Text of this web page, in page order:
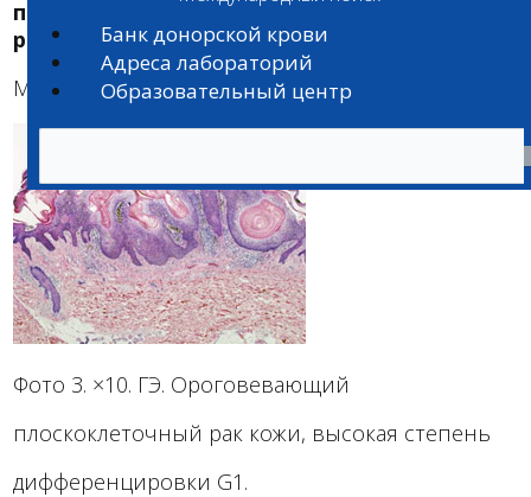
Банк донорской крови
Адреса лабораторий
Образовательный центр
патоморфологии производит полную
ревизию образца тканей.
Микро:
Фото 3. ×10. ГЭ. Ороговевающий
плоскоклеточный рак кожи, высокая степень
дифференцировки G1.